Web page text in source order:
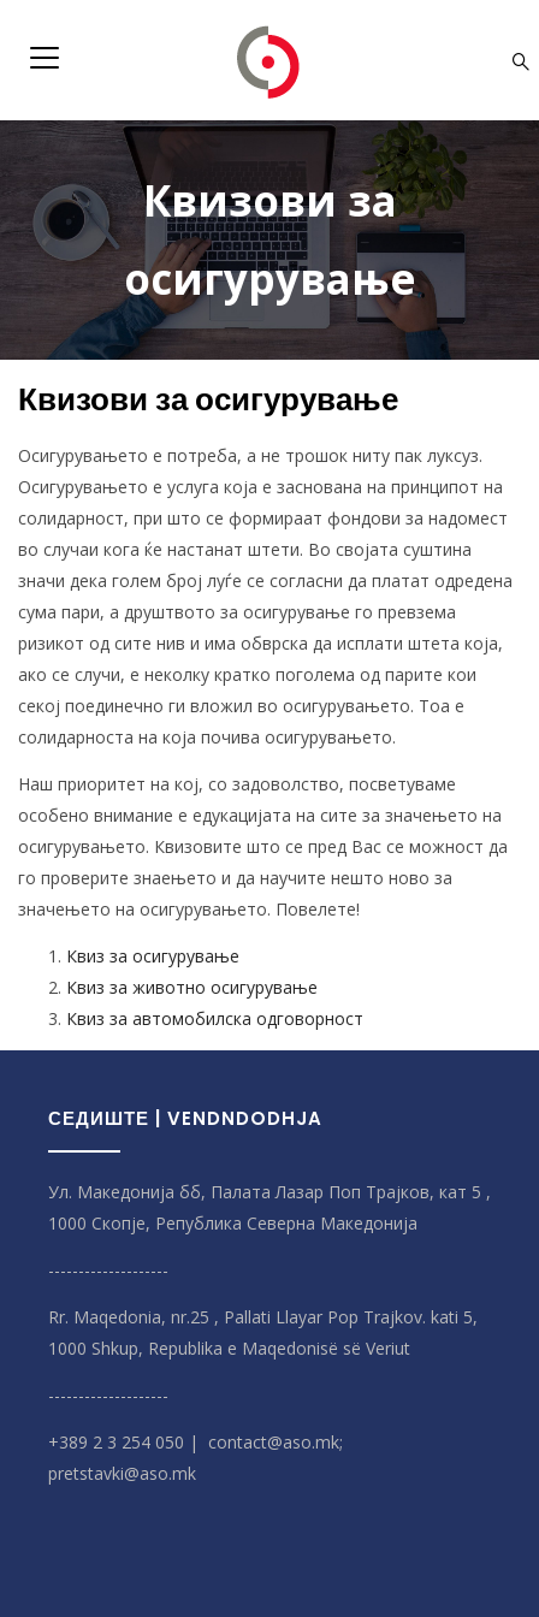
Квизови за
осигурување
Квизови за осигурување
Осигурувањето е потреба, а не трошок ниту пак луксуз.
Осигурувањето е услуга која е заснована на принципот на
солидарност, при што се формираат фондови за надомест
во случаи кога ќе настанат штети. Во својата суштина
значи дека голем број луѓе се согласни да платат одредена
сума пари, а друштвото за осигурување го превзема
ризикот од сите нив и има обврска да исплати штета која,
ако се случи, е неколку кратко поголема од парите кои
секој поединечно ги вложил во осигурувањето. Тоа е
солидарноста на која почива осигурувањето.
Наш приоритет на кој, со задоволство, посветуваме
особено внимание е едукацијата на сите за значењето на
осигурувањето. Квизовите што се пред Вас се можност да
го проверите знаењето и да научите нешто ново за
значењето на осигурувањето. Повелете!
Квиз за осигурување
Квиз за животно осигурување
Квиз за автомобилска одговорност
СЕДИШТЕ | VENDNDODHJA
Ул. Македонија бб, Палата Лазар Поп Трајков, кат 5 ,
1000 Скопје, Република Северна Македонијa
--------------------
Rr. Maqedonia, nr.25 , Pallati Llayar Pop Trajkov. kati 5,
1000 Shkup, Republika e Maqedonisë së Veriut
--------------------
+389 2 3 254 050 | contact@aso.mk;
pretstavki@aso.mk